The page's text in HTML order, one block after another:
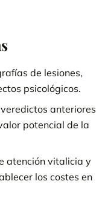
de lesiones,
psicológicos.
anteriores
potencial de la
atención vitalicia y
los costes en